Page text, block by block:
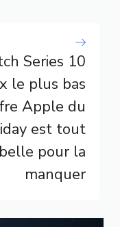
Series 10
le plus bas
Apple du
est tout
pour la
manquer